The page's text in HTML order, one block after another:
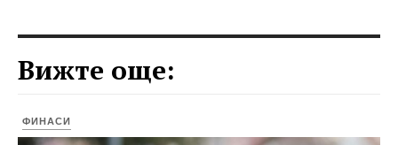
Вижте още:
ФИНАСИ